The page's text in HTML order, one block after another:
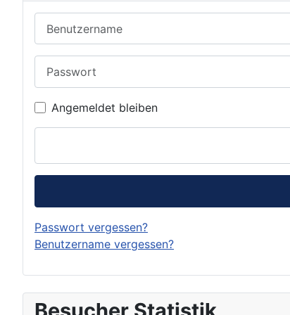
Angemeldet bleiben
Passwort vergessen?
Benutzername vergessen?